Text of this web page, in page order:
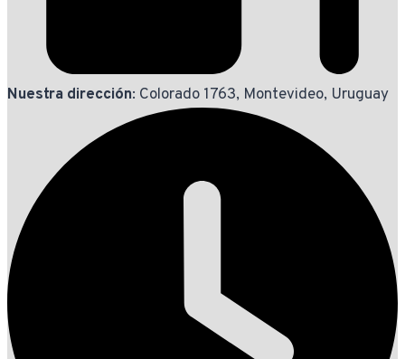
Nuestra dirección: Colorado 1763, Montevideo, Uruguay